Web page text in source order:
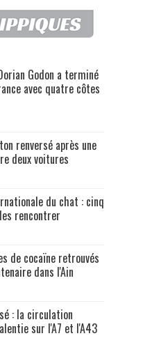
Godon a terminé
avec quatre côtes
renversé après une
deux voitures
du chat : cinq
rencontrer
de cocaïne retrouvés
dans l'Ain
: la circulation
sur l'A7 et l'A43